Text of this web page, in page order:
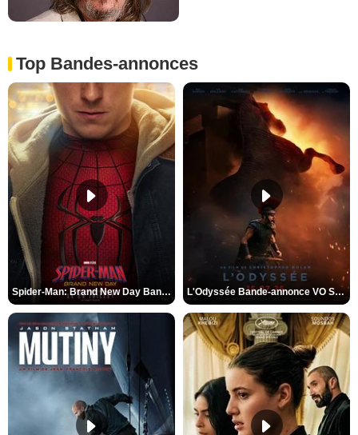
Top Bandes-annonces
Spider-Man: Brand New Day Bande-annonce VO STFR L'Odyssée Bande-annonce VO STFR